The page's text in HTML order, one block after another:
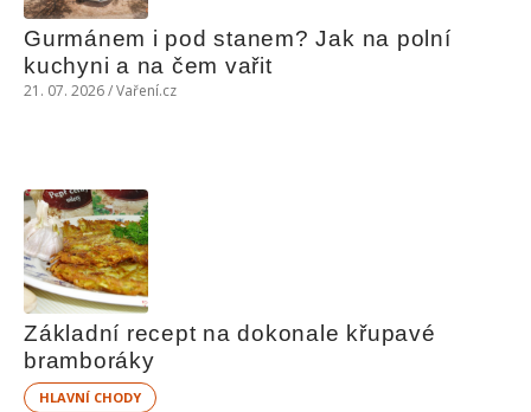
Gurmánem i pod stanem? Jak na polní
kuchyni a na čem vařit
21. 07. 2026 / Vaření.cz
Základní recept na dokonale křupavé
bramboráky
HLAVNÍ CHODY